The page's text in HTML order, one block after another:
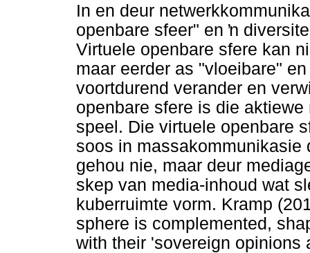
In en deur
openbare sfeer" en ŉ
Virtuele openbare sfere kan
maar eerder as "vloeibare"
voortdurend verander en
openbare sfere is die
speel. Die virtuele openbare
soos in massakommunikasie
gehou nie, maar deur
skep van media-inhoud wat
kuberruimte vorm. Kramp
sphere is complemented,
with their 'sovereign opinions